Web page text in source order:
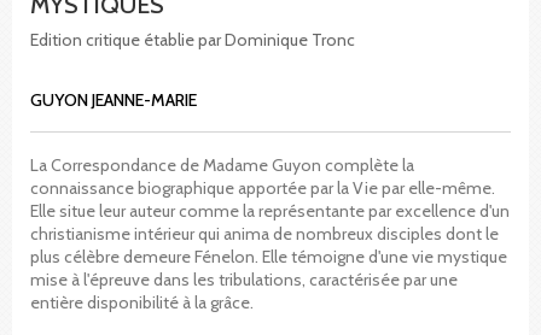
Edition critique établie par Dominique Tronc
GUYON JEANNE-MARIE
La Correspondance de Madame Guyon complète la
connaissance biographique apportée par la Vie par elle-même.
Elle situe leur auteur comme la représentante par excellence d'un
christianisme intérieur qui anima de nombreux disciples dont le
plus célèbre demeure Fénelon. Elle témoigne d'une vie mystique
mise à l'épreuve dans les tribulations, caractérisée par une
entière disponibilité à la grâce.